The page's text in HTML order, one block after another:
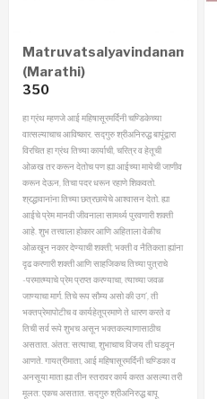
Matruvatsalyavindanam
(Marathi)
350
हा ग्रंथ म्हणजे आई महिषासूरमर्दिनी चण्डिकेच्या
वात्सल्याचाच आविष्कार. सद्गुरु श्रीअनिरुद्ध बापूंद्वारा
विरचित हा ग्रंथ तिच्या कार्याची, चरित्र व हेतूची
ओळख तर करून देतोच पण ह्या आईच्या मायेची जाणीव
करून देऊन, तिचा पदर धरून रहाणे शिकवतो.
श्रद्धावानांना तिच्या छत्रछायेचे आश्वासन देतो. ह्या
आईचे प्रेम मानवी जीवनाला सामर्थ्य पुरवणारी शक्ती
आहे. शुभ तत्त्वाला होकार आणि अहिताला वेळीच
ओळखून नकार देण्याची शक्ती; भक्ती व नैतिकता ह्यांना
दृढ करणारी शक्ती आणि साहजिकच तिच्या पुत्राचे
-परमात्म्याचे प्रेम प्राप्त करण्याचा, त्याच्या जवळ
जाण्याचा मार्ग. तिचे रूप सौम्य असो की उग‘, ती
भक्तप्रेमापोटीच व कार्यहेतूप्रमाणे ते धारण करते व
तिची सर्व रूपे शुभच असून भक्तकल्याणासाठीच
असतात. अंतत: सत्याचा, शुभाचाच विजय ती घडवून
आणते. गायत्रीमाता, आई महिषासूरमर्दिनी चण्डिका व
अनसूया माता ह्या तीन स्तरावर कार्य करत असल्या तरी
मूलत: एकच असतात. सद्गुरु श्रीअनिरुद्ध बापू